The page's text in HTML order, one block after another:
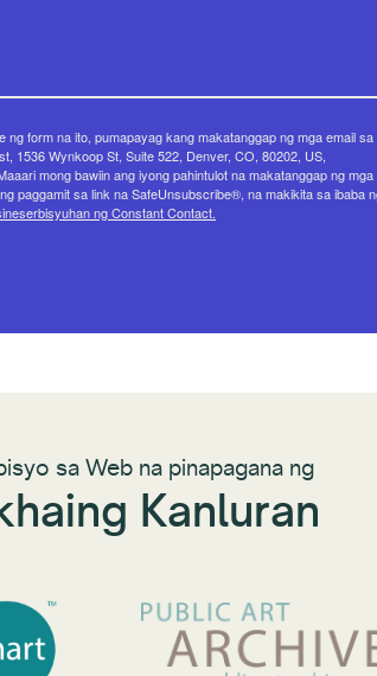
ng form na ito, pumapayag kang makatanggap ng mga email sa
1536 Wynkoop St, Suite 522, Denver, CO, 80202, US,
mong bawiin ang iyong pahintulot na makatanggap ng mga
paggamit sa link na SafeUnsubscribe®, na makikita sa ibaba
ng Constant Contact.
sa Web na pinapagana ng
Kanluran